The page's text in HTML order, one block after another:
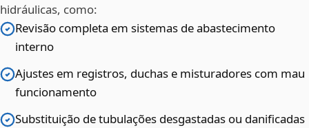
hidráulicas, como:
Revisão completa em sistemas de abastecimento
interno
Ajustes em registros, duchas e misturadores com mau
funcionamento
Substituição de tubulações desgastadas ou danificadas